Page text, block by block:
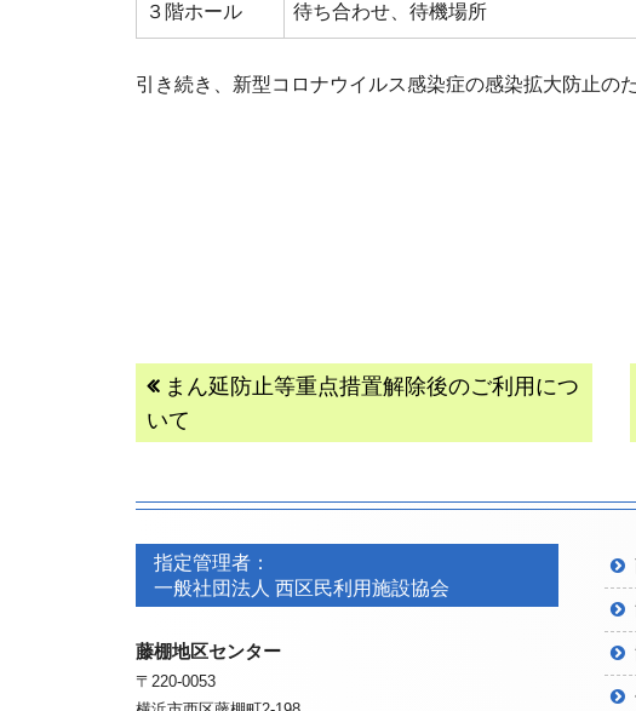
３階ホール 待ち合わせ、待機場所
引き続き、新型コロナウイルス感染症の感染拡大防止の
投
稿
ビ
ゲ
ー
シ
前
の
まん延防止等重点措置解除後のご利用につ
いて
ッ
タ
ー・
コ
ッ
タ
ー・
コ
指定管理者：
一般社団法人 西区民利用施設協会
藤棚地区センター
〒220-0053